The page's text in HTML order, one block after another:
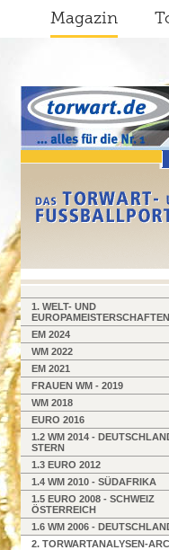
Magazin
1. WELT- UND
EUROPAMEISTERSCHAFTEN
EM 2024
WM 2022
EM 2021
FRAUEN WM - 2019
WM 2018
EURO 2016
1.2 WM 2014 -
STERN
1.3 EURO 2012
1.4 WM 2010 - SÜDAFRIKA
1.5 EURO 2008 - SCHWEIZ
ÖSTERREICH
1.6 WM 2006 -
2. TORWARTANALYSEN-